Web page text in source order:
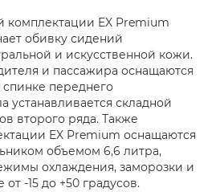
комплектации EX Premium
обивку сидений
и искусственной кожи.
и пассажира оснащаются
переднего
устанавливается складной
второго ряда. Также
EX Premium оснащаются
объемом 6,6 литра,
охлаждения, заморозки и
-15 до +50 градусов.